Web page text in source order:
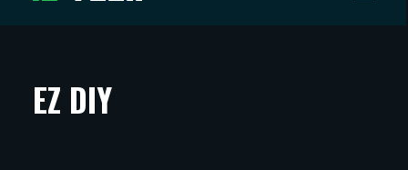
ARTIKKELIT
EZ DIY